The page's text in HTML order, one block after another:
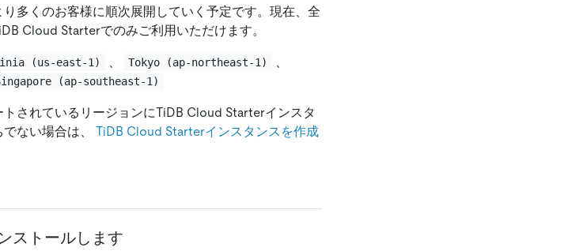
多くのお客様に順次展開していく予定です。現在、全
Cloud Starterでのみご利用いただけます。
(us-east-1) 、 Tokyo (ap-northeast-1) 、
(ap-southeast-1)
されているリージョンにTiDB Cloud Starterインスタ
ない場合は、 TiDB Cloud Starterインスタンスを作成
ストールします